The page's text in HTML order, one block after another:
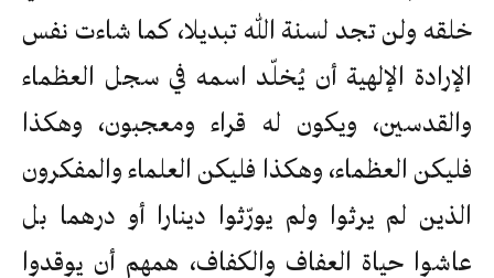
خلقه ولن تجد لسنة الله تبديلا، كما شاءت نفس
الإرادة الإلهية أن يُخلّد اسمه في سجل العظماء
والقدسين، ويكون له قراء ومعجبون، وهكذا
فليكن العظماء، وهكذا فليكن العلماء والمفكرون
الذين لم يرثوا ولم يورّثوا دينارا أو درهما بل
عاشوا حياة العفاف والكفاف، همهم أن يوقدوا